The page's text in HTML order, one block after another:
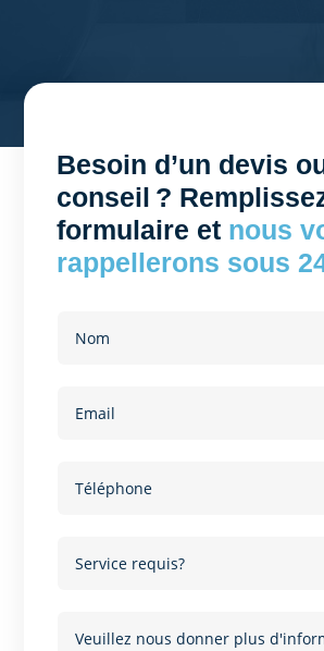
Besoin d’un devis
conseil ?
formulaire et nous
rappellerons sous